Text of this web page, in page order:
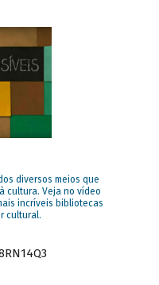
diversos meios que
cultura. Veja no vídeo
incríveis bibliotecas
cultural.